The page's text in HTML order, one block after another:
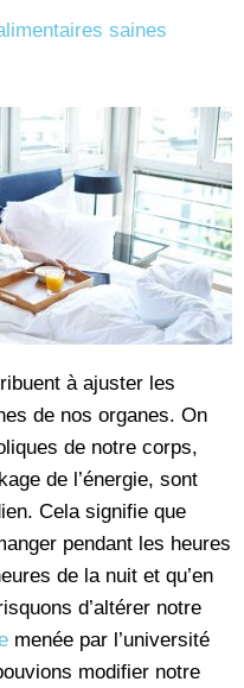
saines
à ajuster les
de nos organes. On
de notre corps,
de l’énergie, sont
Cela signifie que
pendant les heures
de la nuit et qu’en
d’altérer notre
menée par l’université
modifier notre